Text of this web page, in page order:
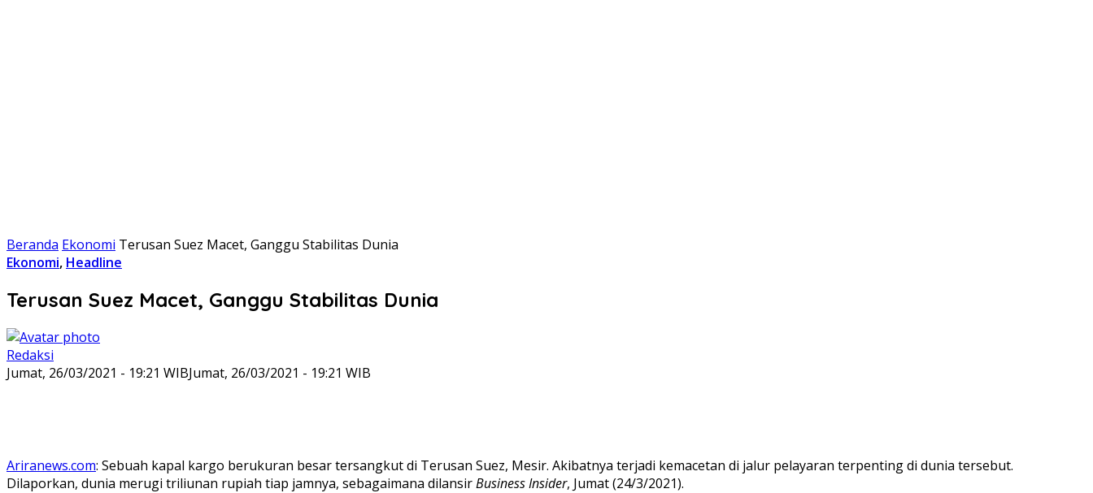
Beranda Ekonomi Terusan Suez Macet, Ganggu Stabilitas Dunia
Ekonomi, Headline
Terusan Suez Macet, Ganggu Stabilitas Dunia
Redaksi
Jumat, 26/03/2021 - 19:21 WIBJumat, 26/03/2021 - 19:21 WIB
Ariranews.com: Sebuah kapal kargo berukuran besar tersangkut di Terusan Suez, Mesir. Akibatnya terjadi kemacetan di jalur pelayaran terpenting di dunia tersebut.
Dilaporkan, dunia merugi triliunan rupiah tiap jamnya, sebagaimana dilansirBusiness Insider, Jumat (24/3/2021).